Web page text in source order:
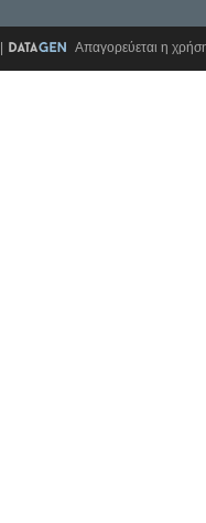
Απαγορεύεται η